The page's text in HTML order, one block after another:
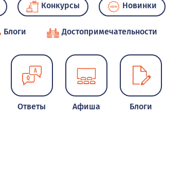
Конкурсы Новинки
Блоги Достопримечательности
Ответы Афиша Блоги